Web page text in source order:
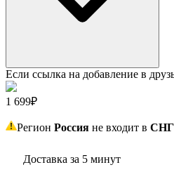
Если ссылка на добавление в
1 699₽
Регион Россия не входит в СНГ
Доставка за 5 минут